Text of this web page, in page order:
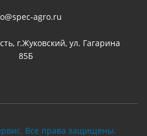
agro.ru
г.Жуковский, ул. Гагарина
85Б
Все права защищены.